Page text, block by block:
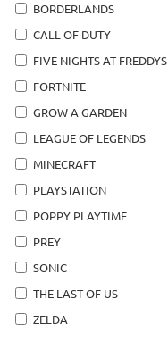
BORDERLANDS
CALL OF DUTY
FIVE NIGHTS AT FREDDYS
FORTNITE
GROW A GARDEN
LEAGUE OF LEGENDS
MINECRAFT
PLAYSTATION
POPPY PLAYTIME
PREY
SONIC
THE LAST OF US
ZELDA